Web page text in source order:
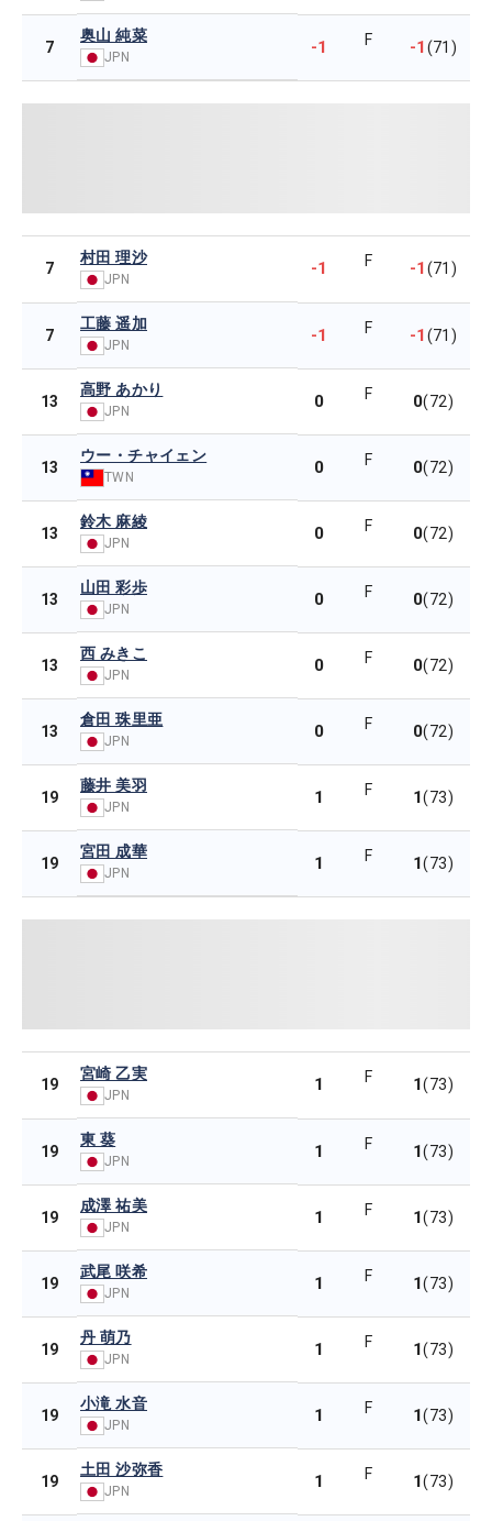
7
奥山 純菜
JPN -1 F -1(71)
7
村田 理沙
JPN
-1 F -1(71)
7
工藤 遥加
JPN -1 F -1(71)
13
高野 あかり
JPN 0 F 0(72)
13
ウー・チャイェン
TWN 0 F 0(72)
13
鈴木 麻綾
JPN 0 F 0(72)
13
山田 彩歩
JPN 0 F 0(72)
13
西 みきこ
JPN 0 F 0(72)
13
倉田 珠里亜
JPN 0 F 0(72)
19
藤井 美羽
JPN 1 F 1(73)
19
宮田 成華
JPN 1 F 1(73)
19
宮崎 乙実
JPN
1 F 1(73)
19
東 葵
JPN 1 F 1(73)
19
成澤 祐美
JPN 1 F 1(73)
19
武尾 咲希
JPN 1 F 1(73)
19
丹 萌乃
JPN 1 F 1(73)
19
小滝 水音
JPN 1 F 1(73)
19
土田 沙弥香
JPN 1 F 1(73)